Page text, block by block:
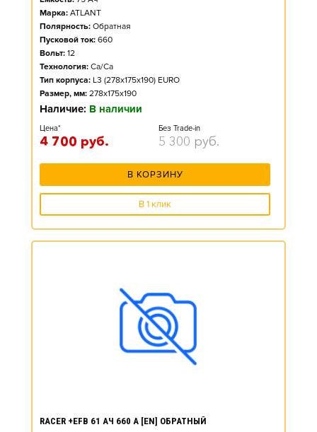
Марка: ATLANT
Полярность: Обратная
Пусковой ток: 660
Вольт: 12
Технология: Ca/Ca
Тип корпуса: L3 (278x175x190) EURO
Размер, мм: 278x175x190
Наличие: В наличии
Цена*
4 700 руб.
Без Trade-in
5 300 руб.
В КОРЗИНУ
В 1 клик
RACER +EFB 61 АЧ 660 А [EN] ОБРАТНЫЙ